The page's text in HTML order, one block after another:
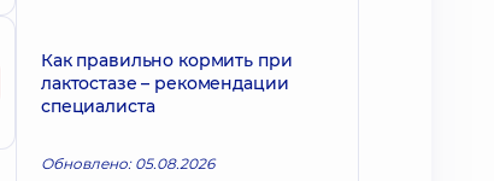
Как правильно кормить при
лактостазе – рекомендации
специалиста
Обновлено: 05.08.2026